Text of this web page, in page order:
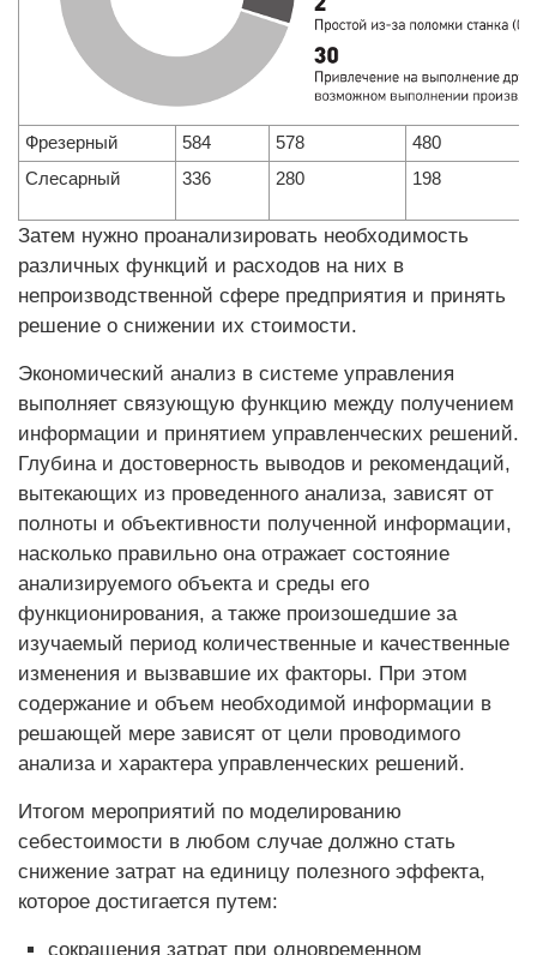
Фрезерный 584 578
480
Слесарный
336 280 198
Затем нужно проанализировать необходимость
различных функций и расходов на них в
непроизводственной сфере предприятия и принять
решение о снижении их стоимости.
Экономический анализ в системе управления
выполняет связующую функцию между получением
информации и принятием управленческих решений.
Глубина и достоверность выводов и рекомендаций,
вытекающих из проведенного анализа, зависят от
полноты и объективности полученной информации,
насколько правильно она отражает состояние
анализируемого объекта и среды его
функционирования, а также произошедшие за
изучаемый период количественные и качественные
изменения и вызвавшие их факторы. При этом
содержание и объем необходимой информации в
решающей мере зависят от цели проводимого
анализа и характера управленческих решений.
Итогом мероприятий по моделированию
себестоимости в любом случае должно стать
снижение затрат на единицу полезного эффекта,
которое достигается путем:
сокращения затрат при одновременном